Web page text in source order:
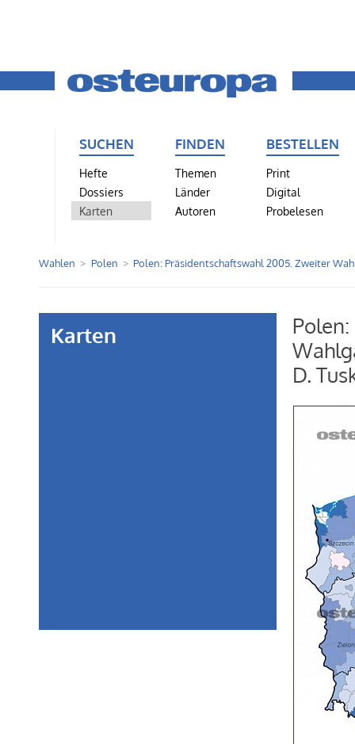
SUCHEN
Hefte
Dossiers
Karten
FINDEN
Themen
Länder
Autoren
BESTELLEN
Print
Digital
Probelesen
Wahlen Polen Polen: Präsidentschaftswahl 2005. Zweiter
Karten
D.